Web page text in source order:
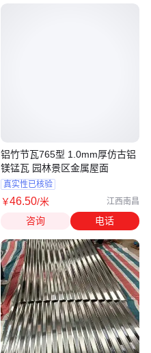
铝竹节瓦765型 1.0mm厚仿古铝
镁锰瓦 园林景区金属屋面
真实性已核验
￥46.50/米 江西南昌
咨询 电话